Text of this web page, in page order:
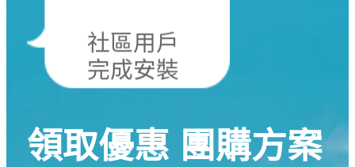
領取優惠 團購方案
社區用戶
完成安裝